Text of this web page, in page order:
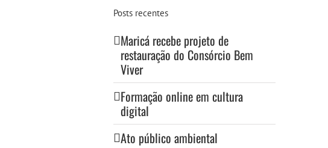
Posts recentes
Maricá recebe projeto de
restauração do Consórcio Bem
Viver
Formação online em cultura
digital
Ato público ambiental